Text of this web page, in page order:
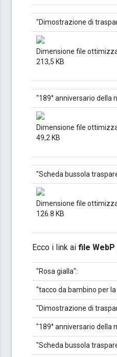
"Dimostrazione di
Dimensione file
213,5 KB
"189° anniversario della
Dimensione file
49,2 KB
"Scheda bussola
Dimensione file
126.8 KB
Ecco i link ai file WebP
"Rosa gialla":
"tacco da bambino per
"Dimostrazione di
"189° anniversario della
"Scheda bussola